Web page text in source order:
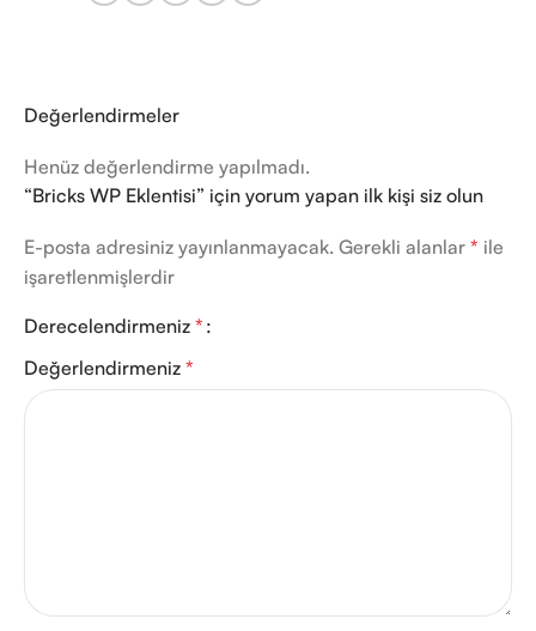
Değerlendirmeler
Henüz değerlendirme yapılmadı.
“Bricks WP Eklentisi” için yorum yapan ilk kişi siz olun
E-posta adresiniz yayınlanmayacak. Gerekli alanlar * ile
işaretlenmişlerdir
Derecelendirmeniz *
Değerlendirmeniz *